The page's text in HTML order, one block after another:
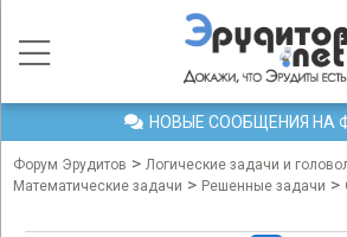
НОВЫЕ СООБЩЕНИЯ НА
Форум Эрудитов > Логические задачи и
Математические задачи > Решенные задачи >